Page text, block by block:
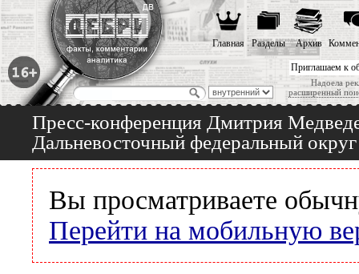
Приглашаем к
Надоела
расширенный
Главная Разделы Архив
Пресс-конференция Дмитрия
Дальневосточный федеральный округ
Вы просматриваете
Перейти на мобильную